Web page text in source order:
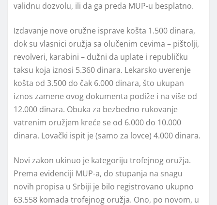
validnu dozvolu, ili da ga preda MUP-u besplatno.
Izdavanje nove oružne isprave košta 1.500 dinara,
dok su vlasnici oružja sa olučenim cevima – pištolji,
revolveri, karabini – dužni da uplate i republičku
taksu koja iznosi 5.360 dinara. Lekarsko uverenje
košta od 3.500 do čak 6.000 dinara, što ukupan
iznos zamene ovog dokumenta podiže i na više od
12.000 dinara. Obuka za bezbedno rukovanje
vatrenim oružjem kreće se od 6.000 do 10.000
dinara. Lovački ispit je (samo za lovce) 4.000 dinara.
Novi zakon ukinuo je kategoriju trofejnog oružja.
Prema evidenciji MUP-a, do stupanja na snagu
novih propisa u Srbiji je bilo registrovano ukupno
63.558 komada trofejnog oružja. Ono, po novom, u